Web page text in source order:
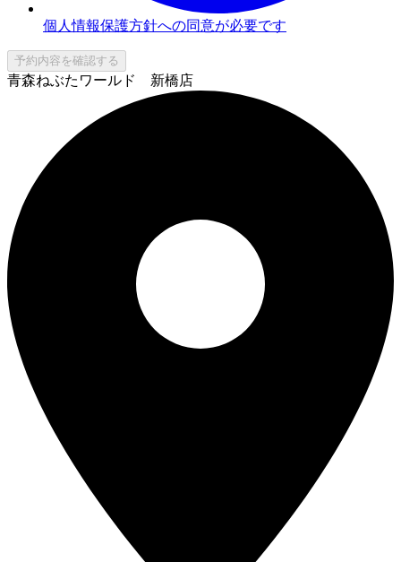
個人情報保護方針への同意が必要です
予約内容を確認する
青森ねぶたワールド 新橋店